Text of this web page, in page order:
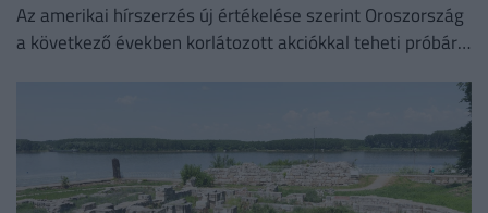
Az amerikai hírszerzés új értékelése szerint Oroszország
a következő években korlátozott akciókkal teheti próbára